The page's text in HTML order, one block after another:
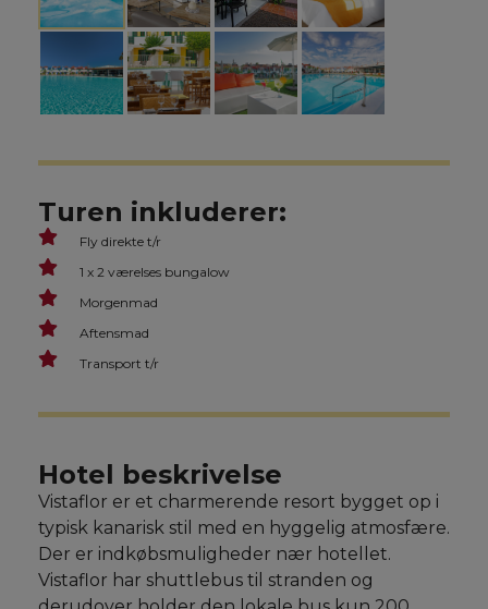
Turen inkluderer:
Fly direkte t/r
1 x 2 værelses bungalow
Morgenmad
Aftensmad
Transport t/r
Hotel beskrivelse
Vistaflor er et charmerende resort bygget op i
typisk kanarisk stil med en hyggelig atmosfære.
Der er indkøbsmuligheder nær hotellet.
Vistaflor har shuttlebus til stranden og